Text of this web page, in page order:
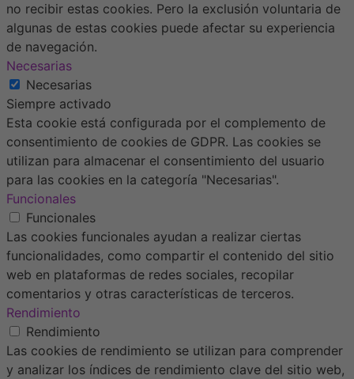
no recibir estas cookies. Pero la exclusión voluntaria de
algunas de estas cookies puede afectar su experiencia
de navegación.
Necesarias
Necesarias
Siempre activado
Esta cookie está configurada por el complemento de
consentimiento de cookies de GDPR. Las cookies se
utilizan para almacenar el consentimiento del usuario
para las cookies en la categoría "Necesarias".
Funcionales
Funcionales
Las cookies funcionales ayudan a realizar ciertas
funcionalidades, como compartir el contenido del sitio
web en plataformas de redes sociales, recopilar
comentarios y otras características de terceros.
Rendimiento
Rendimiento
Las cookies de rendimiento se utilizan para comprender
y analizar los índices de rendimiento clave del sitio web,